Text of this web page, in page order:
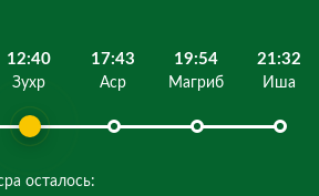
12:40
Зухр
осталось:
17:43
Аср
19:54
Магриб
21:32
Иша